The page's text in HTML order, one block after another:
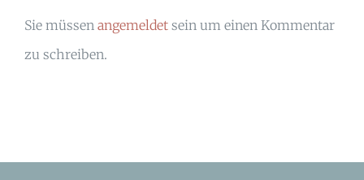
Sie müssen angemeldet sein um einen Kommentar
zu schreiben.